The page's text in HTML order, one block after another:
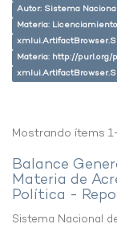
Autor: Sistema
Materia:
Materia: http://purl.org/
Mostrando ítems
Balance
Materia de
Política -
Sistema Nacional